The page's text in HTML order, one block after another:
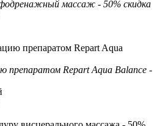
массаж - 50% скидка
препаратом Repart Aqua Balance -